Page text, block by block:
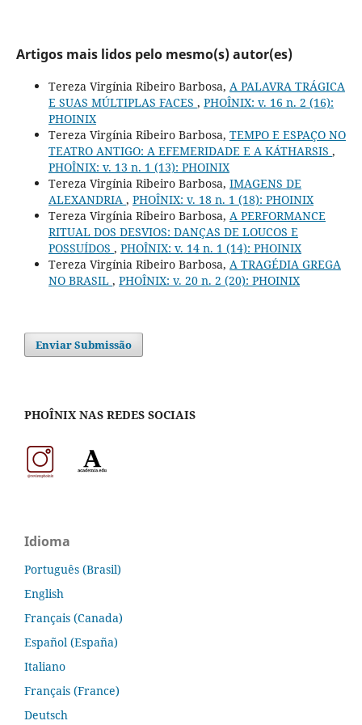
Artigos mais lidos pelo mesmo(s) autor(es)
Tereza Virgínia Ribeiro Barbosa, A PALAVRA TRÁGICA
E SUAS MÚLTIPLAS FACES , PHOÎNIX: v. 16 n. 2 (16):
PHOINIX
Tereza Virgínia Ribeiro Barbosa, TEMPO E ESPAÇO NO
TEATRO ANTIGO: A EFEMERIDADE E A KÁTHARSIS ,
PHOÎNIX: v. 13 n. 1 (13): PHOINIX
Tereza Virgínia Ribeiro Barbosa, IMAGENS DE
ALEXANDRIA , PHOÎNIX: v. 18 n. 1 (18): PHOINIX
Tereza Virgínia Ribeiro Barbosa, A PERFORMANCE
RITUAL DOS DESVIOS: DANÇAS DE LOUCOS E
POSSUÍDOS , PHOÎNIX: v. 14 n. 1 (14): PHOINIX
Tereza Virgínia Ribeiro Barbosa, A TRAGÉDIA GREGA
NO BRASIL , PHOÎNIX: v. 20 n. 2 (20): PHOINIX
Enviar Submissão
PHOÎNIX NAS REDES SOCIAIS
Idioma
Português (Brasil)
English
Français (Canada)
Español (España)
Italiano
Français (France)
Deutsch